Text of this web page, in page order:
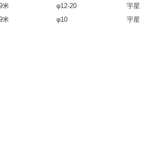
米 φ12-20
宇星
米 φ10 宇星